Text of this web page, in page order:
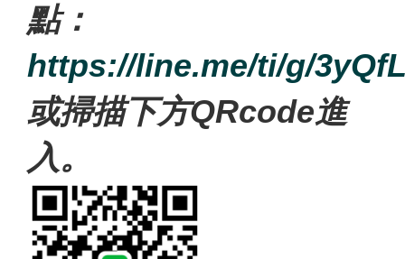
點：
https://line.me/ti/g/
或掃描下方QRcode進
入。